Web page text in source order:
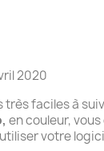
2020
très faciles à
en couleur,
votre